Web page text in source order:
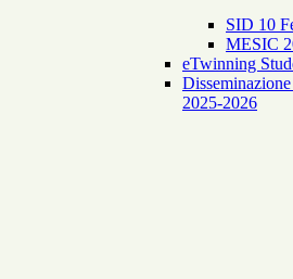
SID 10
MESIC
eTwinning
2025-2026